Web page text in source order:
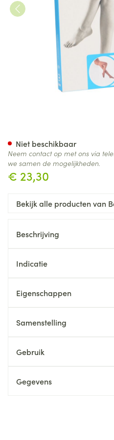
€ 23,30
Niet beschikbaar
Neem contact op met ons via
we samen de mogelijkheden.
Bekijk alle producten van
Beschrijving
Indicatie
Eigenschappen
Samenstelling
Gebruik
Gegevens